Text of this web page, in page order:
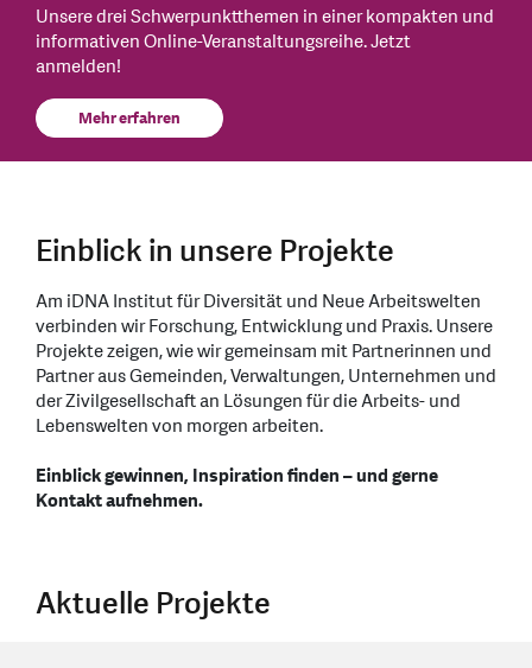
Unsere drei Schwerpunktthemen in einer kompakten und
informativen Online-Veranstaltungsreihe. Jetzt
anmelden!
Mehr erfahren
Einblick in unsere Projekte
Am iDNA Institut für Diversität und Neue Arbeitswelten
verbinden wir Forschung, Entwicklung und Praxis. Unsere
Projekte zeigen, wie wir gemeinsam mit Partnerinnen und
Partner aus Gemeinden, Verwaltungen, Unternehmen und
der Zivilgesellschaft an Lösungen für die Arbeits- und
Lebenswelten von morgen arbeiten.
Einblick gewinnen, Inspiration finden – und gerne
Kontakt aufnehmen.
Aktuelle Projekte